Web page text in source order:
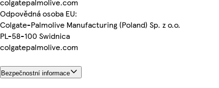
colgatepalmolive.com
Odpovědná osoba EU:
Colgate-Palmolive Manufacturing (Poland) Sp. z o.o.
PL-58-100 Swidnica
colgatepalmolive.com
Bezpečnostní informace